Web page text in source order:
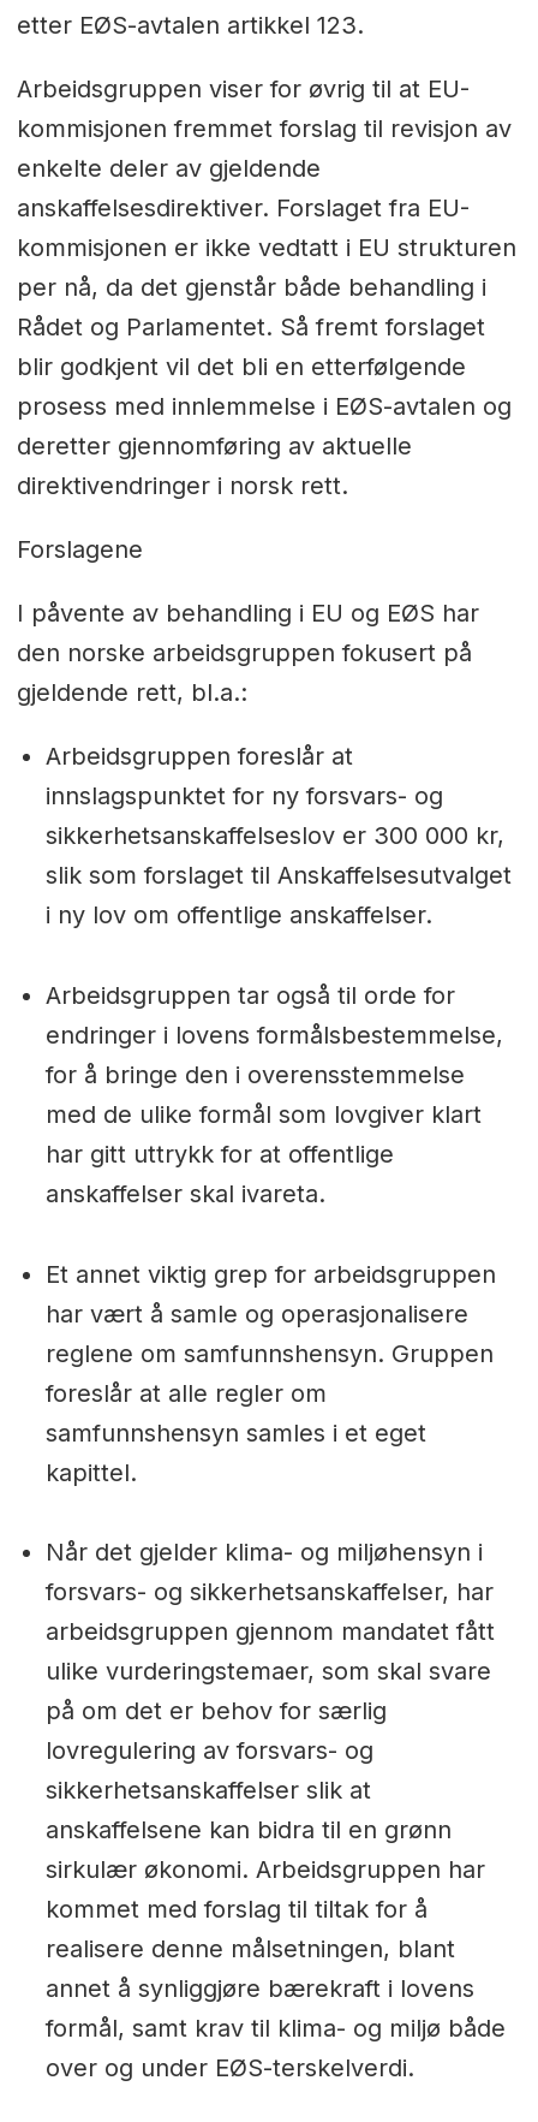
etter EØS-avtalen artikkel 123.
Arbeidsgruppen viser for øvrig til at EU-
kommisjonen fremmet forslag til revisjon av
enkelte deler av gjeldende
anskaffelsesdirektiver. Forslaget fra EU-
kommisjonen er ikke vedtatt i EU strukturen
per nå, da det gjenstår både behandling i
Rådet og Parlamentet. Så fremt forslaget
blir godkjent vil det bli en etterfølgende
prosess med innlemmelse i EØS-avtalen og
deretter gjennomføring av aktuelle
direktivendringer i norsk rett.
Forslagene
I påvente av behandling i EU og EØS har
den norske arbeidsgruppen fokusert på
gjeldende rett, bl.a.:
Arbeidsgruppen foreslår at
innslagspunktet for ny forsvars- og
sikkerhetsanskaffelseslov er 300 000 kr,
slik som forslaget til Anskaffelsesutvalget
i ny lov om offentlige anskaffelser.
Arbeidsgruppen tar også til orde for
endringer i lovens formålsbestemmelse,
for å bringe den i overensstemmelse
med de ulike formål som lovgiver klart
har gitt uttrykk for at offentlige
anskaffelser skal ivareta.
Et annet viktig grep for arbeidsgruppen
har vært å samle og operasjonalisere
reglene om samfunnshensyn. Gruppen
foreslår at alle regler om
samfunnshensyn samles i et eget
kapittel.
Når det gjelder klima- og miljøhensyn i
forsvars- og sikkerhetsanskaffelser, har
arbeidsgruppen gjennom mandatet fått
ulike vurderingstemaer, som skal svare
på om det er behov for særlig
lovregulering av forsvars- og
sikkerhetsanskaffelser slik at
anskaffelsene kan bidra til en grønn
sirkulær økonomi. Arbeidsgruppen har
kommet med forslag til tiltak for å
realisere denne målsetningen, blant
annet å synliggjøre bærekraft i lovens
formål, samt krav til klima- og miljø både
over og under EØS-terskelverdi.